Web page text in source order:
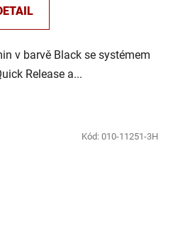
v barvě Black se systémem
Release a...
Kód: 010-11251-3H